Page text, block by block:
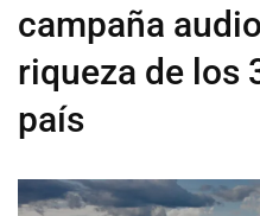
campaña
riqueza de los
país